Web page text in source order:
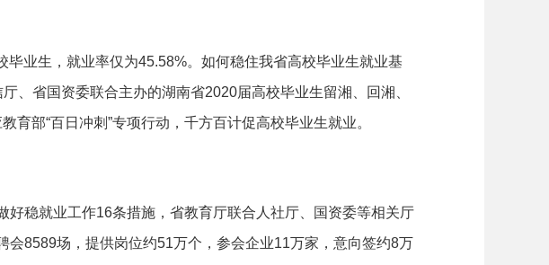
业生，就业率仅为45.58%。如何稳住我省高校毕业生就业基
、省国资委联合主办的湖南省2020届高校毕业生留湘、回湘、
育部“百日冲刺”专项行动，千方百计促高校毕业生就业。
稳就业工作16条措施，省教育厅联合人社厅、国资委等相关厅
8589场，提供岗位约51万个，参会企业11万家，意向签约8万